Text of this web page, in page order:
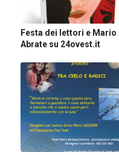
Festa dei lettori e Mario
Abrate su 24ovest.it